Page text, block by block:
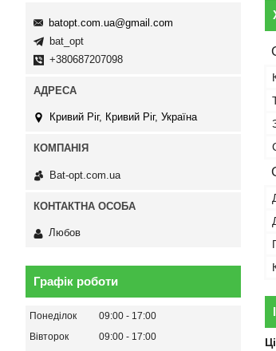
batopt.com.ua@gmail.com
bat_opt
+380687207098
Кривий Ріг, Кривий Ріг, Україна
Bat-opt.com.ua
Любов
Графік роботи
Понеділок 09:00
17:00
Вівторок
09:00
17:00